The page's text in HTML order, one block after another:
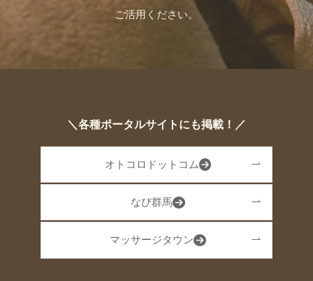
ご活用ください。
＼各種ポータルサイトにも掲載！／
オトコロドットコム
なび群馬
マッサージタウン